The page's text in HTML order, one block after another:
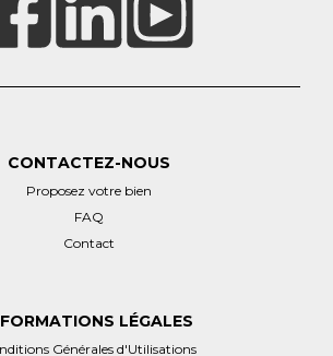
CONTACTEZ-NOUS
Proposez votre bien
FAQ
Contact
LÉGALES
Générales d'Utilisations